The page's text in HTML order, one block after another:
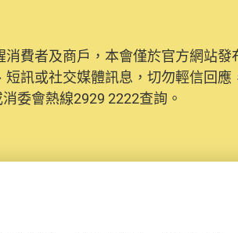
消費者及商戶，本會僅於官方網站
短訊或社交媒體訊息，切勿輕信回
委會熱線2929 2222查詢。